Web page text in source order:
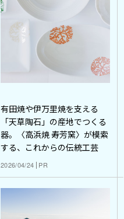
有田焼や伊万里焼を支える
「天草陶石」の産地でつくる
器。〈高浜焼 寿芳窯〉が模索
する、これからの伝統工芸
2026/04/24 PR